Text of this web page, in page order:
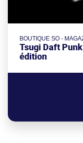
BOUTIQUE SO -
Tsugi Daft
édition